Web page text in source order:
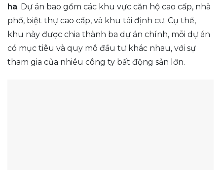
ha. Dự án bao gồm các khu vực căn hộ cao cấp, nhà
phố, biệt thự cao cấp, và khu tái định cư. Cụ thể,
khu này được chia thành ba dự án chính, mỗi dự án
có mục tiêu và quy mô đầu tư khác nhau, với sự
tham gia của nhiều công ty bất động sản lớn.